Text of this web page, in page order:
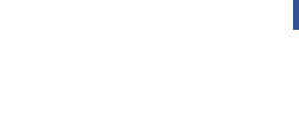
(Texel, Vlieland,